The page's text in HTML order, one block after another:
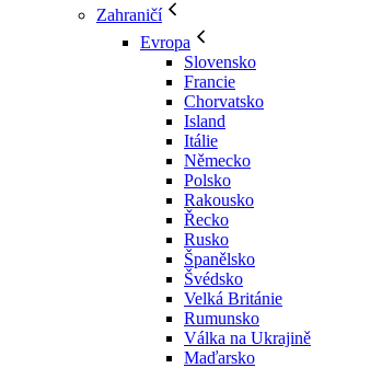
Zahraničí
Evropa
Slovensko
Francie
Chorvatsko
Island
Itálie
Německo
Polsko
Rakousko
Řecko
Rusko
Španělsko
Švédsko
Velká Británie
Rumunsko
Válka na Ukrajině
Maďarsko